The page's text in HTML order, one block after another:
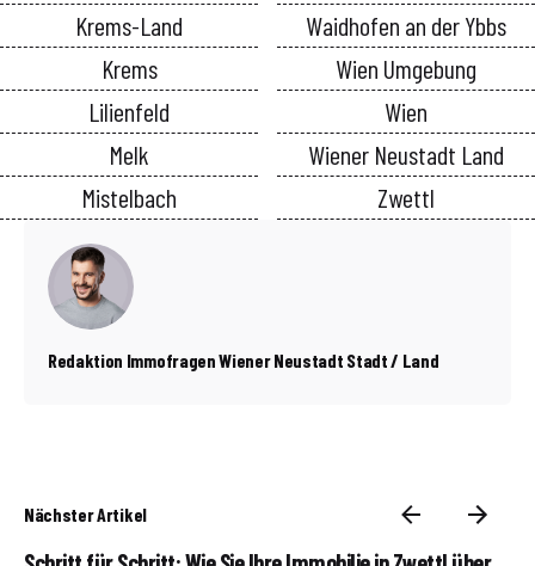
Krems-Land
Krems
Lilienfeld
Melk
Mistelbach
Waidhofen an der Ybbs
Wien Umgebung
Wien
Wiener Neustadt Land
Zwettl
Redaktion Immofragen Wiener Neustadt Stadt / Land
Nächster Artikel